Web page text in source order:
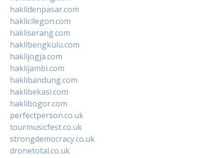
haklidenpasar.com
haklicilegon.com
hakliserang.com
haklibengkulu.com
haklijogja.com
haklijambi.com
haklibandung.com
haklibekasi.com
haklibogor.com
perfectperson.co.uk
tourmusicfest.co.uk
strongdemocracy.co.uk
dronetotal.co.uk